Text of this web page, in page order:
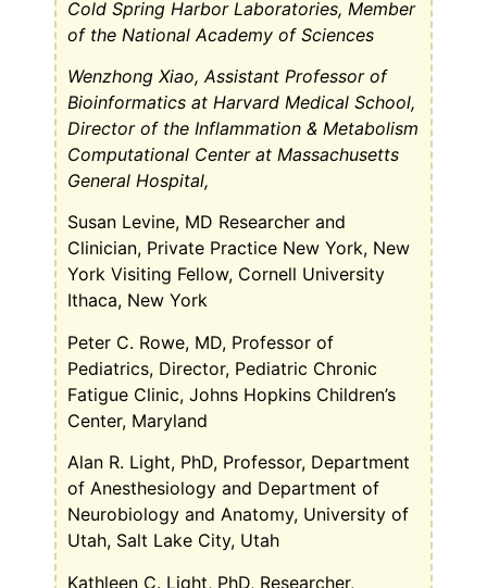
Cold Spring Harbor Laboratories, Member
of the National Academy of Sciences
Wenzhong Xiao, Assistant Professor of
Bioinformatics at Harvard Medical School,
Director of the Inflammation & Metabolism
Computational Center at Massachusetts
General Hospital,
Susan Levine, MD Researcher and
Clinician, Private Practice New York, New
York Visiting Fellow, Cornell University
Ithaca, New York
Peter C. Rowe, MD, Professor of
Pediatrics, Director, Pediatric Chronic
Fatigue Clinic, Johns Hopkins Children’s
Center, Maryland
Alan R. Light, PhD, Professor, Department
of Anesthesiology and Department of
Neurobiology and Anatomy, University of
Utah, Salt Lake City, Utah
Kathleen C. Light, PhD, Researcher,